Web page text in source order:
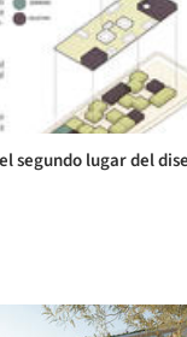
segundo lugar del